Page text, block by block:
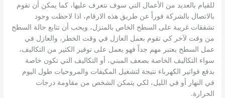
للقيام بالعديد من الأعمال التي سوف نتعرف عليها، كما يمكن أن تقوم
بالاتصال بالشركة فوراً عن طريق هذه الارقام، اذا لاحظت وجود
تشققات غريبة على السطح الخاص بالمنزل، ويحب أن تتابع حالة السطح
من وقت لآخر كي تقوم بعمل العازل في وقت الخطر، والعازل في
عمل السطح يعتبر مهم جداً فهو يعمل على توفير الكثير من التكاليف،
سواء التكاليف الخاصة بضعف المبني، أو التكاليف التي تكون خاصة
بدفع فواتير الكهرباء نتيجة لتشغيل المكيفات والمروحيات طول اليوم
في النهار أو في الليل، لكي يتمكن الشخص من مقاومة درجات
الحرارة.